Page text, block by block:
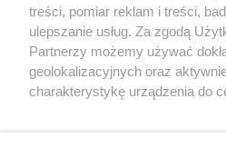
treści, pomiar reklam i treści,
ulepszanie usług. Za zgodą
Partnerzy możemy używać
geolokalizacyjnych oraz
charakterystykę urządzenia do